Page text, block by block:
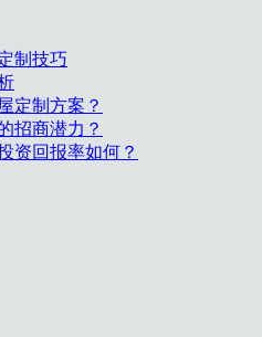
制技巧
定制方案？
招商潜力？
资回报率如何？